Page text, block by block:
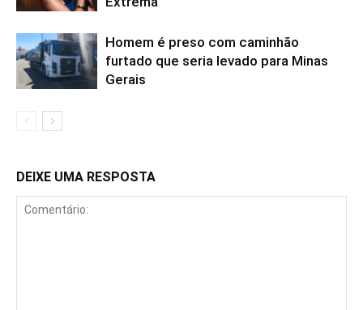
Homem é preso com caminhão
furtado que seria levado para Minas
Gerais
DEIXE UMA RESPOSTA